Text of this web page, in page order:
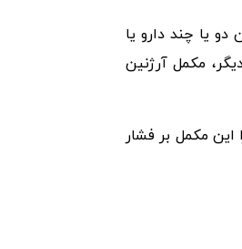
یا چند دارو یا
مکمل آرژنین
مکمل بر فشار